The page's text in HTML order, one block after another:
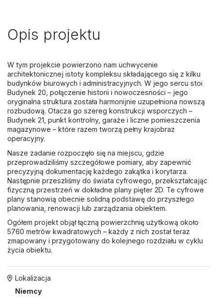
Opis projektu
W tym projekcie powierzono nam uchwycenie
architektonicznej istoty kompleksu składającego się z kilku
budynków biurowych i administracyjnych. W jego sercu stoi
Budynek 20, połączenie historii i nowoczesności – jego
oryginalna struktura została harmonijnie uzupełniona nowszą
rozbudową. Otacza go szereg konstrukcji wsporczych –
Budynek 21, punkt kontrolny, garaże i liczne pomieszczenia
magazynowe – które razem tworzą pełny krajobraz
operacyjny.
Nasze zadanie rozpoczęło się na miejscu, gdzie
przeprowadziliśmy szczegółowe pomiary, aby zapewnić
precyzyjną dokumentację każdego zakątka i korytarza.
Następnie przeszliśmy do świata cyfrowego, przekształcając
fizyczną przestrzeń w dokładne plany pięter 2D. Te cyfrowe
plany stanowią obecnie solidną podstawę do przyszłego
planowania, renowacji lub zarządzania obiektem.
Ogółem projekt objął łączną powierzchnię użytkową około
5760 metrów kwadratowych – każdy z nich został teraz
zmapowany i przygotowany do kolejnego rozdziału w cyklu
życia obiektu.
Lokalizacja
Niemcy